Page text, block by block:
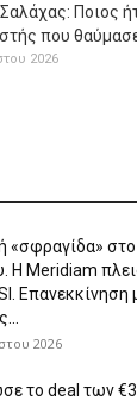
Ποιος
που
2026
«σφραγίδα»
Η Meridiam
Επανεκκίνηση
2026
το deal των